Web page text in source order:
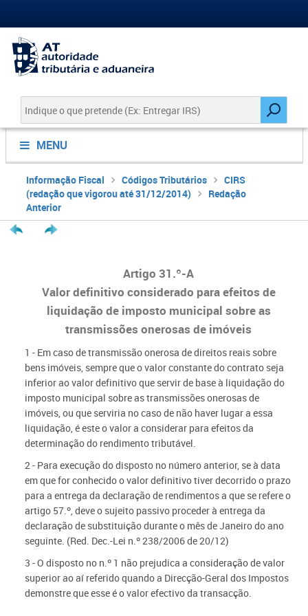
MENU
Informação Fiscal Códigos Tributários
CIRS
(redação que vigorou até 31/12/2014)
Redação
Anterior
Artigo 31.º-A
Valor definitivo considerado para efeitos de
liquidação de imposto municipal sobre as
transmissões onerosas de imóveis
1 - Em caso de transmissão onerosa de direitos reais sobre
bens imóveis, sempre que o valor constante do contrato seja
inferior ao valor definitivo que servir de base à liquidação do
imposto municipal sobre as transmissões onerosas de
imóveis, ou que serviria no caso de não haver lugar a essa
liquidação, é este o valor a considerar para efeitos da
determinação do rendimento tributável.
2 - Para execução do disposto no número anterior, se à data
em que for conhecido o valor definitivo tiver decorrido o prazo
para a entrega da declaração de rendimentos a que se refere o
artigo 57.º, deve o sujeito passivo proceder à entrega da
declaração de substituição durante o mês de Janeiro do ano
seguinte. (Red. Dec.-Lei n.º 238/2006 de 20/12)
3 - O disposto no n.º 1 não prejudica a consideração de valor
superior ao aí referido quando a Direcção-Geral dos Impostos
demonstre que esse é o valor efectivo da transacção.